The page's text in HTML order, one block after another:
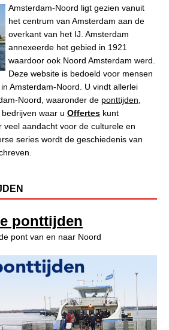
Amsterdam-Noord ligt gezien vanuit
het centrum van Amsterdam aan de
overkant van het IJ. Amsterdam
annexeerde het gebied in 1921
waardoor ook Noord Amsterdam werd.
Deze website is bedoeld voor mensen
Amsterdam-Noord. U vindt allerlei
Noord, waaronder de ponttijden
, bedrijven waar u Offertes kunt
veel aandacht voor de culturele en
series wordt de geschiedenis van
ponttijden
pont van en naar Noord